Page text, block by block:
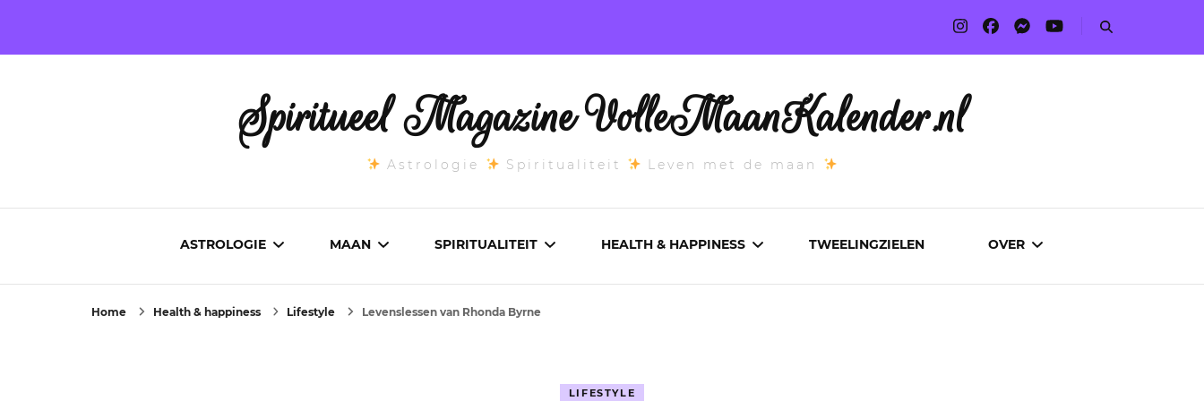
Spiritueel Magazine VolleMaanKalender.nl
Astrologie Spiritualiteit Leven met de maan
ASTROLOGIE MAAN SPIRITUALITEIT HEALTH & HAPPINESS TWEELINGZIELEN OVER
Home Health & happiness Lifestyle Levenslessen van Rhonda Byrne
LIFESTYLE